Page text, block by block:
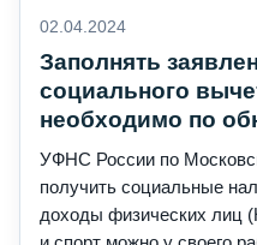
02.04.2024
Заполнять
социального
необходимо по
УФНС России по
получить социальные
доходы физических лиц